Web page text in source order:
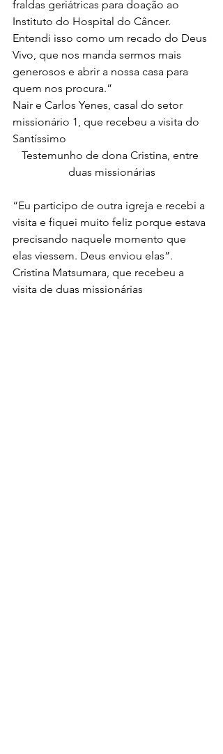
fraldas geriátricas para doação ao
Instituto do Hospital do Câncer.
Entendi isso como um recado do Deus
Vivo, que nos manda sermos mais
generosos e abrir a nossa casa para
quem nos procura.”
Nair e Carlos Yenes, casal do setor
missionário 1, que recebeu a visita do
Santíssimo
Testemunho de dona Cristina, entre
duas missionárias
“Eu participo de outra igreja e recebi a
visita e fiquei muito feliz porque estava
precisando naquele momento que
elas viessem. Deus enviou elas”.
Cristina Matsumara, que recebeu a
visita de duas missionárias